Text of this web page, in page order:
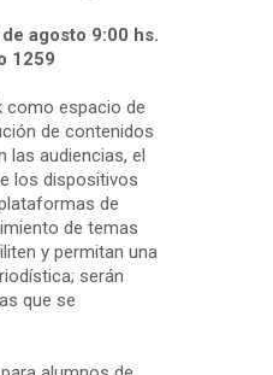
agosto 9:00 hs.
1259
como espacio de
de contenidos
las audiencias, el
los dispositivos
de
de temas
y permitan una
serán
que se